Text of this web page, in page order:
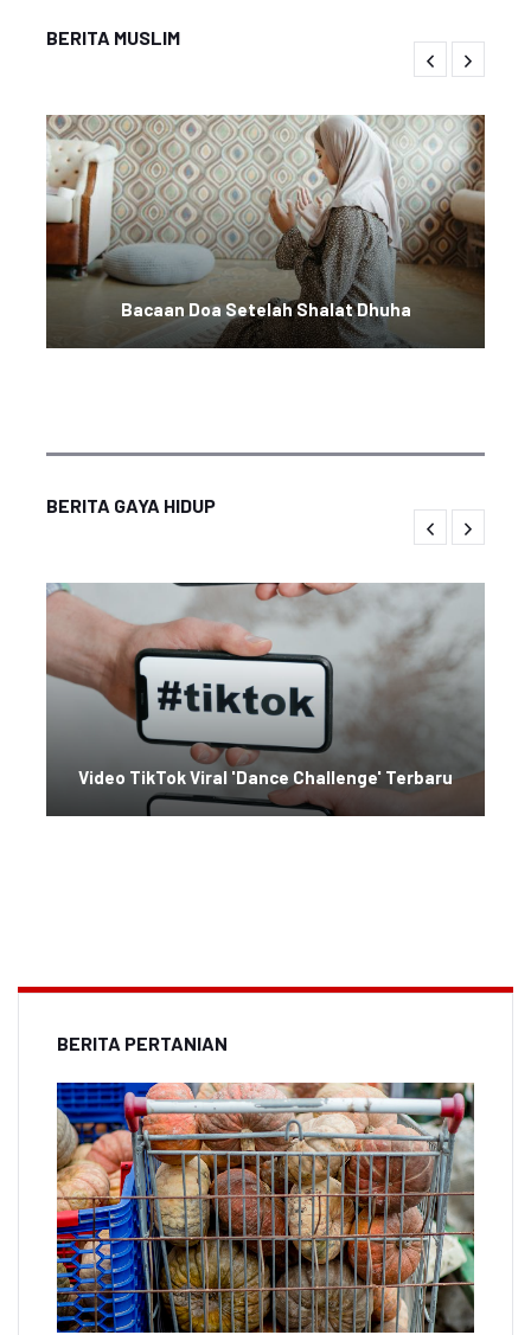
BERITA MUSLIM
Bacaan Doa Setelah Shalat Dhuha
BERITA GAYA HIDUP
Video TikTok Viral 'Dance Challenge' Terbaru
BERITA PERTANIAN